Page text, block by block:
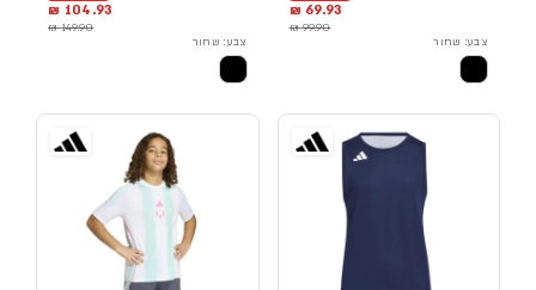
69.93 ₪
99.90 ₪
צבע: שחור
104.93 ₪
149.90 ₪
צבע: שחור